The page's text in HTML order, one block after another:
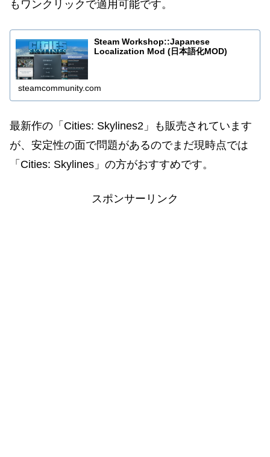
もワンクリックで適用可能です。
Steam Workshop::Japanese
Localization Mod (日本語化MOD)
steamcommunity.com
最新作の「Cities: Skylines2」も販売されています
が、安定性の面で問題があるのでまだ現時点では
「Cities: Skylines」の方がおすすめです。
スポンサーリンク